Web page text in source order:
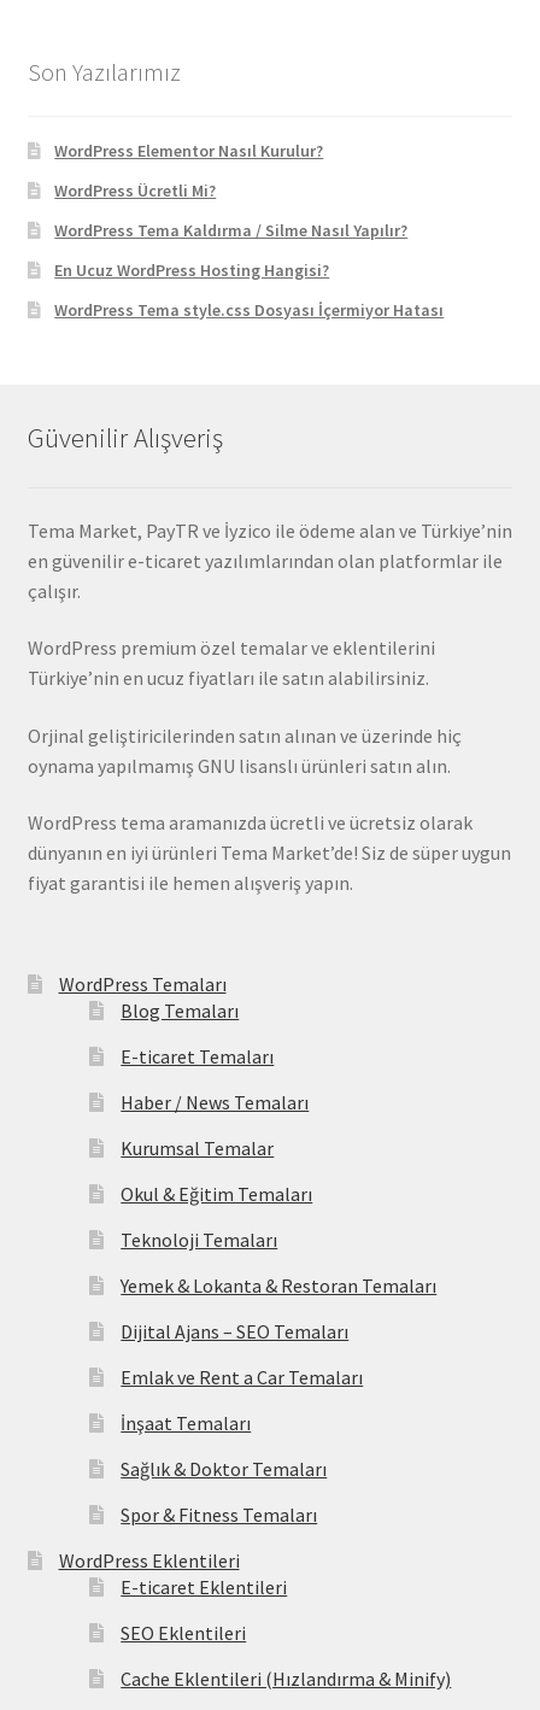
Son Yazılarımız
WordPress Elementor Nasıl Kurulur?
WordPress Ücretli Mi?
WordPress Tema Kaldırma / Silme Nasıl Yapılır?
En Ucuz WordPress Hosting Hangisi?
WordPress Tema style.css Dosyası İçermiyor Hatası
Güvenilir Alışveriş
Tema Market, PayTR ve İyzico ile ödeme alan ve Türkiye’nin
en güvenilir e-ticaret yazılımlarından olan platformlar ile
çalışır.
WordPress premium özel temalar ve eklentilerini
Türkiye’nin en ucuz fiyatları ile satın alabilirsiniz.
Orjinal geliştiricilerinden satın alınan ve üzerinde hiç
oynama yapılmamış GNU lisanslı ürünleri satın alın.
WordPress tema aramanızda ücretli ve ücretsiz olarak
dünyanın en iyi ürünleri Tema Market’de! Siz de süper uygun
fiyat garantisi ile hemen alışveriş yapın.
WordPress Temaları
Blog Temaları
E-ticaret Temaları
Haber / News Temaları
Kurumsal Temalar
Okul & Eğitim Temaları
Teknoloji Temaları
Yemek & Lokanta & Restoran Temaları
Dijital Ajans – SEO Temaları
Emlak ve Rent a Car Temaları
İnşaat Temaları
Sağlık & Doktor Temaları
Spor & Fitness Temaları
WordPress Eklentileri
E-ticaret Eklentileri
SEO Eklentileri
Cache Eklentileri (Hızlandırma & Minify)